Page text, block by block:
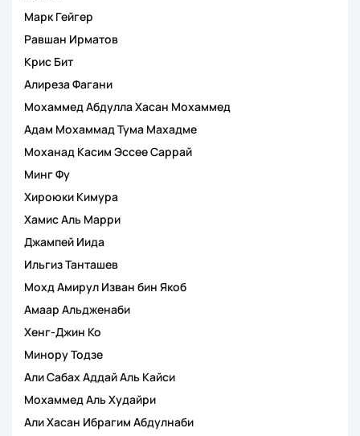
Марк Гейгер
Равшан Ирматов
Крис Бит
Алиреза Фагани
Мохаммед Абдулла Хасан Мохаммед
Адам Мохаммад Тума Махадме
Моханад Касим Эссее Саррай
Минг Фу
Хироюки Кимура
Хамис Аль Марри
Джампей Иида
Ильгиз Танташев
Мохд Амирул Изван бин Якоб
Амаар Альдженаби
Хенг-Джин Ко
Минору Тодзе
Али Сабах Аддай Аль Кайси
Мохаммед Аль Худайри
Али Хасан Ибрагим Абдулнаби